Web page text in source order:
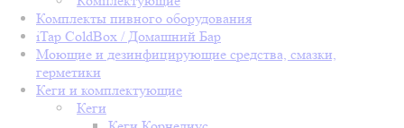
Комплекты пивного оборудования
iTap ColdBox / Домашний Бар
Моющие и дезинфицирующие средства, смазки,
герметики
Кеги и комплектующие
Кеги